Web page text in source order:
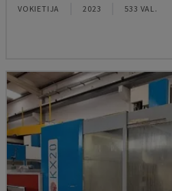
VOKIETIJA 2023 533 VAL.